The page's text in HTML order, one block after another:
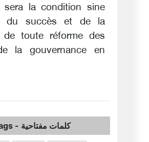
sera la condition sine
du succès et de la
de toute réforme des
la gouvernance en
- كلمات مفتاحية